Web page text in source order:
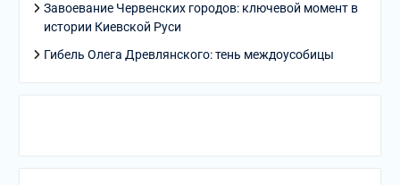
Завоевание Червенских городов: ключевой момент в
истории Киевской Руси
Гибель Олега Древлянского: тень междоусобицы